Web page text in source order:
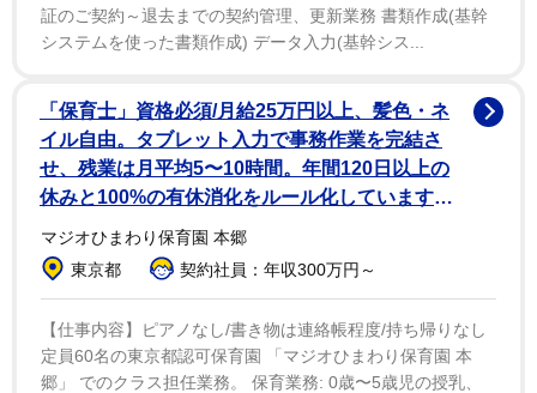
証のご契約～退去までの契約管理、更新業務 書類作成(基幹
システムを使った書類作成) データ入力(基幹シス...
「保育士」資格必須/月給25万円以上、髪色・ネ
イル自由。タブレット入力で事務作業を完結さ
せ、残業は月平均5〜10時間。年間120日以上の
休みと100%の有休消化をルール化しています
マジオひまわり保育園 本郷
東京都
契約社員：年収300万円～
【仕事内容】ピアノなし/書き物は連絡帳程度/持ち帰りなし
定員60名の東京都認可保育園 「マジオひまわり保育園 本
郷」 でのクラス担任業務。 保育業務: 0歳〜5歳児の授乳、